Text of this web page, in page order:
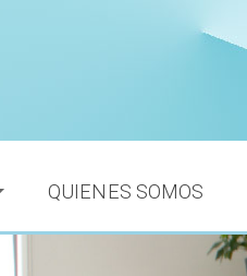
QUIENES SOMOS